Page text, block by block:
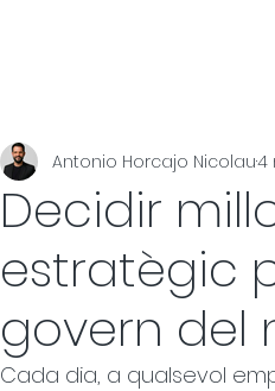
Decidir
estratègic
govern del
Antonio Horcajo Nicolau4
Cada dia, a qualsevol